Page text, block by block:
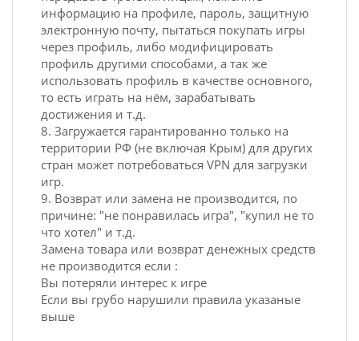
информацию на профиле, пароль, защитную
электронную почту, пытаться покупать игры
через профиль, либо модифицировать
профиль другими способами, а так же
использовать профиль в качестве основного,
то есть играть на нём, зарабатывать
достижения и т.д.
8. Загружается гарантированно только на
территории РФ (не включая Крым) для других
стран может потребоваться VPN для загрузки
игр.
9. Возврат или замена не производится, по
причине: "не понравилась игра", "купил не то
что хотел" и т.д.
Замена товара или возврат денежных средств
не производится если :
Вы потеряли интерес к игре
Если вы грубо нарушили правила указаные
выше